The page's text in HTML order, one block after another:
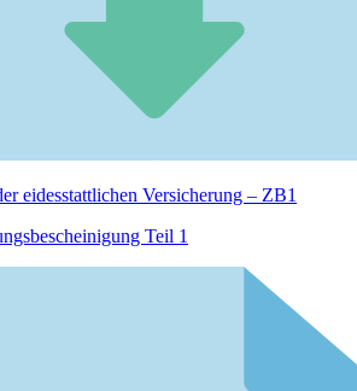
eides­stattlichen Versicherung – ZB1
Teil 1